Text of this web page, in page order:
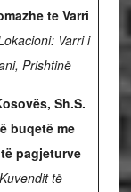
te Varri
Varri i
Prishtinë
Sh.S.
buqetë me
pagjeturve
të